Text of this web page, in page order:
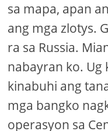
sa mapa, apan
ang mga zlotys.
ra sa Russia.
nabayran ko. Ug
kinabuhi ang
mga bangko
operasyon sa